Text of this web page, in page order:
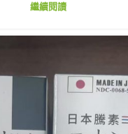
繼續閱讀